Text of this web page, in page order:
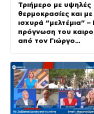
Τριήμερο με υψηλές
θερμοκρασίες και με
ισχυρά “μελτέμια” –
πρόγνωση του
από τον Γιώργο